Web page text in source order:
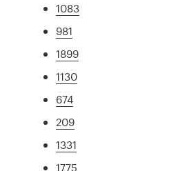
1083
981
1899
1130
674
209
1331
1775